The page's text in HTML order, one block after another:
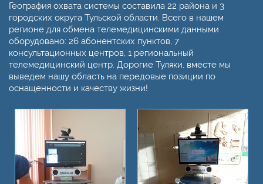
География охвата системы составила 22 района и 3
городских округа Тульской области. Всего в нашем
регионе для обмена телемедицинскими данными
оборудовано: 26 абонентских пунктов, 7
консультационных центров, 1 региональный
телемедицинский центр. Дорогие Туляки, вместе мы
выведем нашу область на передовые позиции по
оснащенности и качеству жизни!